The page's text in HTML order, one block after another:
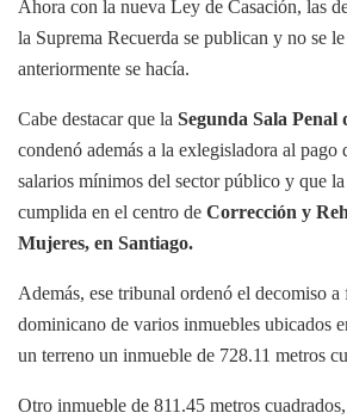
Ahora con la nueva Ley de Casación, las
la Suprema Recuerda se publican y no se
anteriormente se hacía.
Cabe destacar que la Segunda Sala Penal
condenó además a la exlegisladora al pago
salarios mínimos del sector público y que
cumplida en el centro de Corrección y
Mujeres, en Santiago.
Además, ese tribunal ordenó el decomiso
dominicano de varios inmuebles ubicados
un terreno un inmueble de 728.11 metros
Otro inmueble de 811.45 metros